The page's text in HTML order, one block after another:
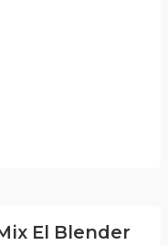
El Blender